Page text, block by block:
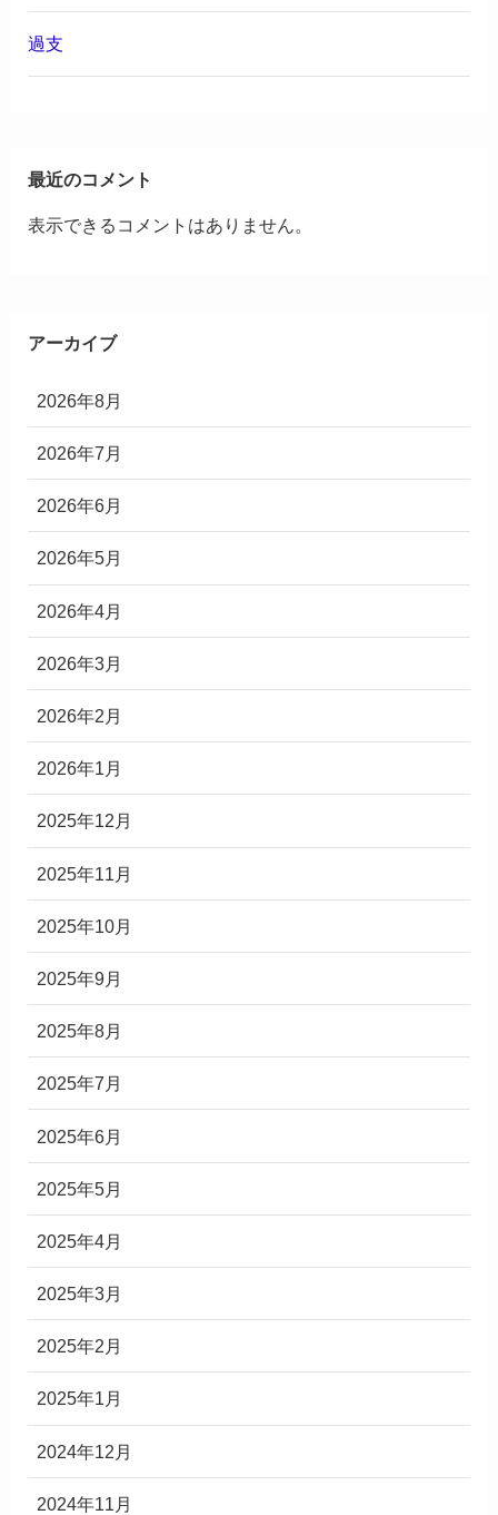
過支
最近のコメント
表示できるコメントはありません。
アーカイブ
2026年8月
2026年7月
2026年6月
2026年5月
2026年4月
2026年3月
2026年2月
2026年1月
2025年12月
2025年11月
2025年10月
2025年9月
2025年8月
2025年7月
2025年6月
2025年5月
2025年4月
2025年3月
2025年2月
2025年1月
2024年12月
2024年11月